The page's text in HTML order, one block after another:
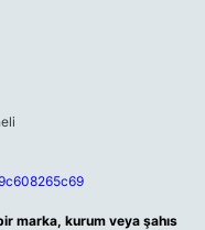
marka, kurum veya şahıs